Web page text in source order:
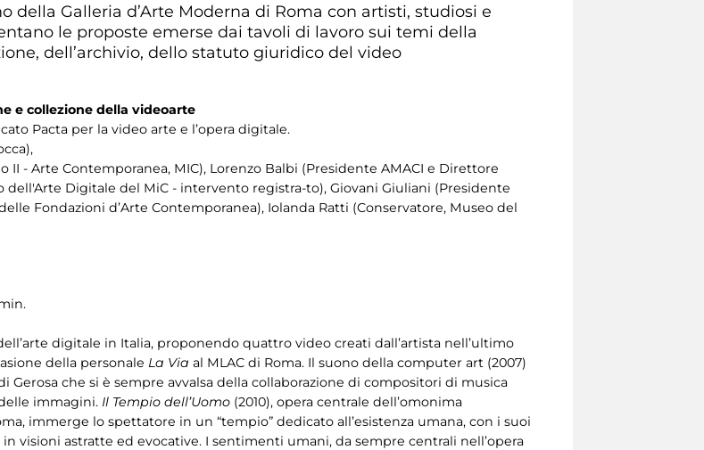
della Galleria d’Arte Moderna di Roma con artisti, studiosi e
le proposte emerse dai tavoli di lavoro sui temi della
dell’archivio, dello statuto giuridico del video
e collezione della videoarte
Pacta per la video arte e l’opera digitale.
- Arte Contemporanea, MIC), Lorenzo Balbi (Presidente AMACI e Direttore
dell'Arte Digitale del MiC - intervento registra-to), Giovani Giuliani (Presidente
Fondazioni d’Arte Contemporanea), Iolanda Ratti (Conservatore, Museo del
digitale in Italia, proponendo quattro video creati dall’artista nell’ultimo
della personale La Via al MLAC di Roma. Il suono della computer art (2007)
che si è sempre avvalsa della collaborazione di compositori di musica
immagini. Il Tempio dell’Uomo (2010), opera centrale dell’omonima
immerge lo spettatore in un “tempio” dedicato all’esistenza umana, con i suoi
visioni astratte ed evocative. I sentimenti umani, da sempre centrali nell’opera